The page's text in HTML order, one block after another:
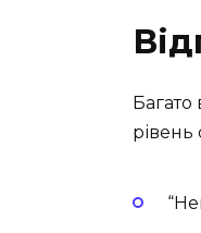
Багато
рівень